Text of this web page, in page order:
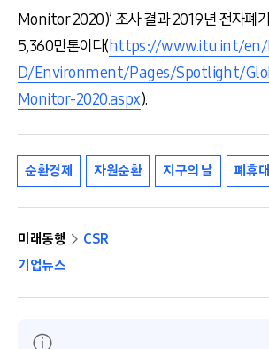
Monitor 2020)’ 조사 결과 2019년 전자폐
5,360만톤이다(https://www.itu.int/en/
D/Environment/Pages/Spotlight/
Monitor-2020.aspx).
순환경제 자원순환 지구의 날 폐휴
미래동행
CSR
기업뉴스